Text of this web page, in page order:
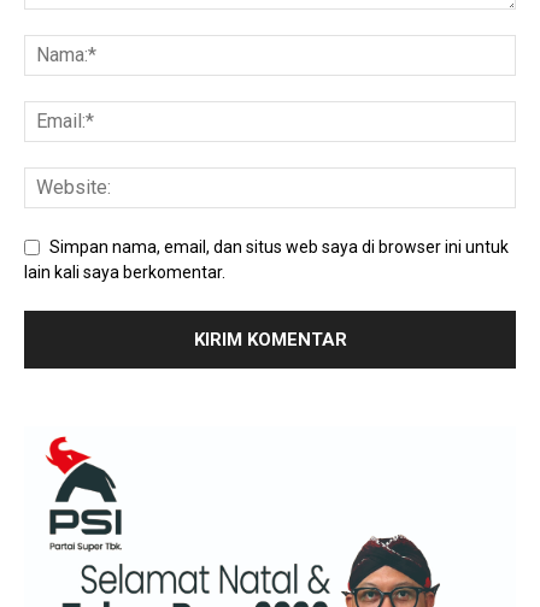
Simpan nama, email, dan situs web saya di browser ini untuk
lain kali saya berkomentar.